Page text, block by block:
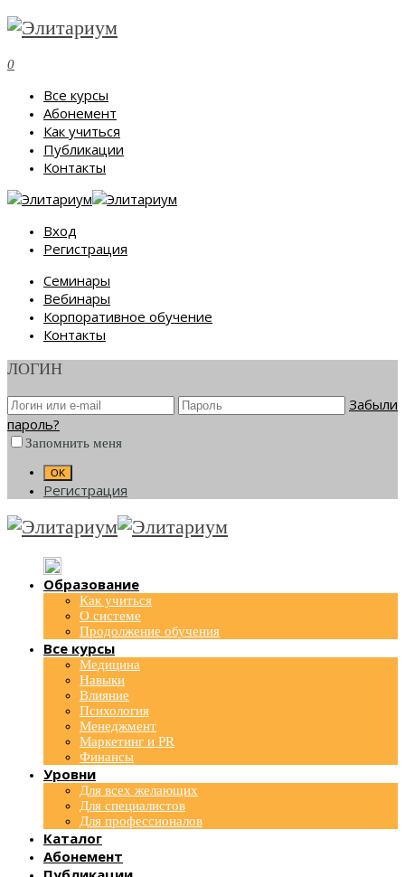
0
Все курсы
Абонемент
Как учиться
Публикации
Контакты
Вход
Регистрация
Семинары
Вебинары
Корпоративное обучение
Контакты
ЛОГИН
Забыли
пароль?
Запомнить меня
Регистрация
Образование
Как учиться
О системе
Продолжение обучения
Все курсы
Медицина
Навыки
Влияние
Психология
Менеджмент
Маркетинг и PR
Финансы
Уровни
Для всех желающих
Для специалистов
Для профессионалов
Каталог
Абонемент